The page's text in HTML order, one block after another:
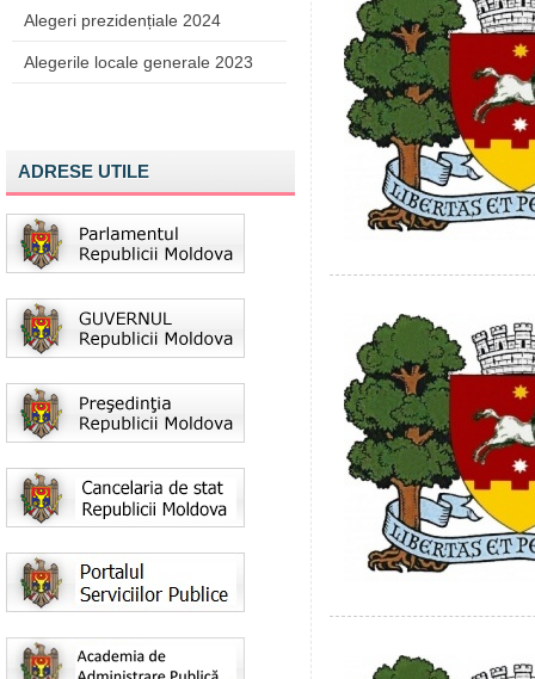
Alegeri prezidențiale 2024
Alegerile locale generale 2023
ADRESE UTILE